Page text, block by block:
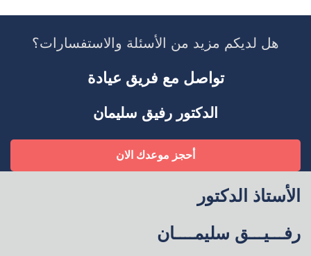
هل لديكم مزيد من الأسئلة والاستفسارات؟
تواصل مع فريق عيادة
الدكتور رفيق سليمان
أحجز موعدك الان
الأستاذ الدكتور
رفـــيـــق سليمــــان